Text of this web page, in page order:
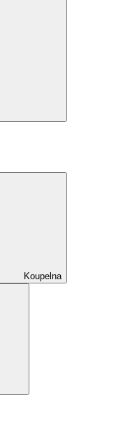
Koupelna